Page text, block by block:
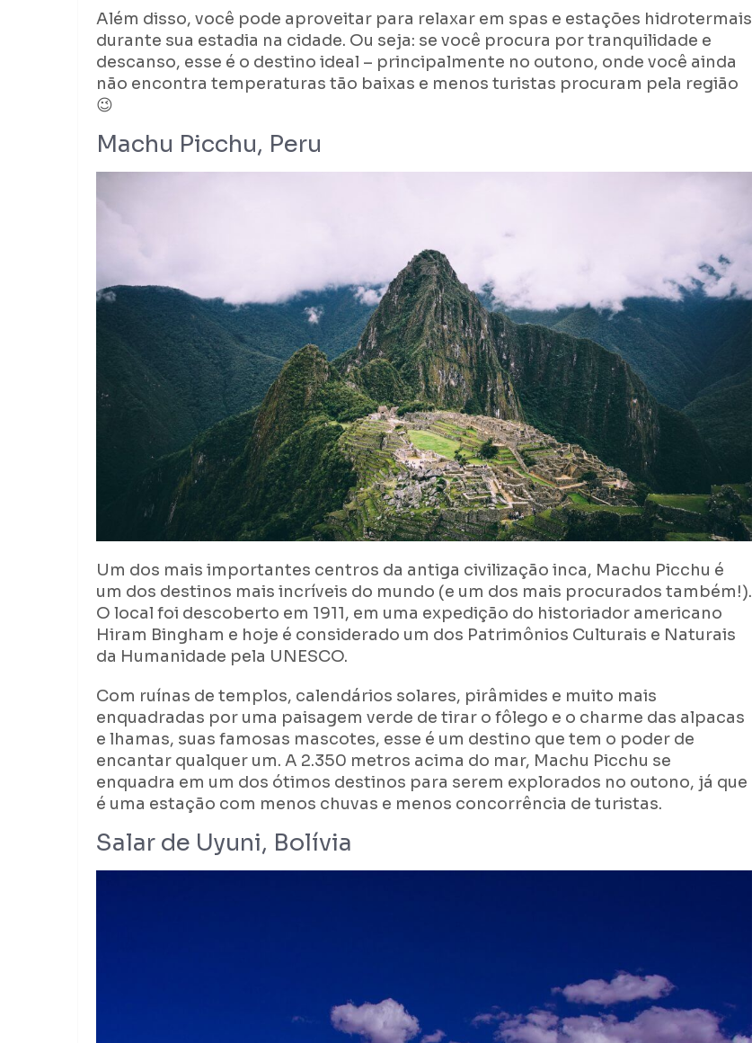
Além disso, você pode aproveitar para relaxar em spas e estações hidrotermais
durante sua estadia na cidade. Ou seja: se você procura por tranquilidade e
descanso, esse é o destino ideal – principalmente no outono, onde você ainda
não encontra temperaturas tão baixas e menos turistas procuram pela região
😉
Machu Picchu, Peru
Um dos mais importantes centros da antiga civilização inca, Machu Picchu é
um dos destinos mais incríveis do mundo (e um dos mais procurados também!).
O local foi descoberto em 1911, em uma expedição do historiador americano
Hiram Bingham e hoje é considerado um dos Patrimônios Culturais e Naturais
da Humanidade pela UNESCO.
Com ruínas de templos, calendários solares, pirâmides e muito mais
enquadradas por uma paisagem verde de tirar o fôlego e o charme das alpacas
e lhamas, suas famosas mascotes, esse é um destino que tem o poder de
encantar qualquer um. A 2.350 metros acima do mar, Machu Picchu se
enquadra em um dos ótimos destinos para serem explorados no outono, já que
é uma estação com menos chuvas e menos concorrência de turistas.
Salar de Uyuni, Bolívia